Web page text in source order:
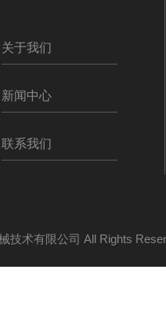
关于我们
新闻中心
联系我们
技术有限公司 All Rights